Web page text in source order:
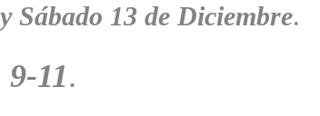
Sábado 13 de Diciembre.
11.